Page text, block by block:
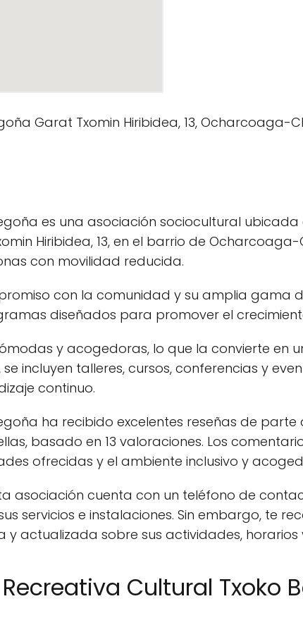
es una asociación sociocultural
Hiribidea, 13, en el barrio de
con movilidad reducida.
con la comunidad y su amplia gama
diseñados para promover el
y acogedoras, lo que la convierte en
incluyen talleres, cursos, conferencias y
continuo.
ha recibido excelentes reseñas de parte
basado en 13 valoraciones. Los
ofrecidas y el ambiente inclusivo y
asociación cuenta con un teléfono de
servicios e instalaciones. Sin embargo, te
actualizada sobre sus actividades, horarios
Cultural Txoko